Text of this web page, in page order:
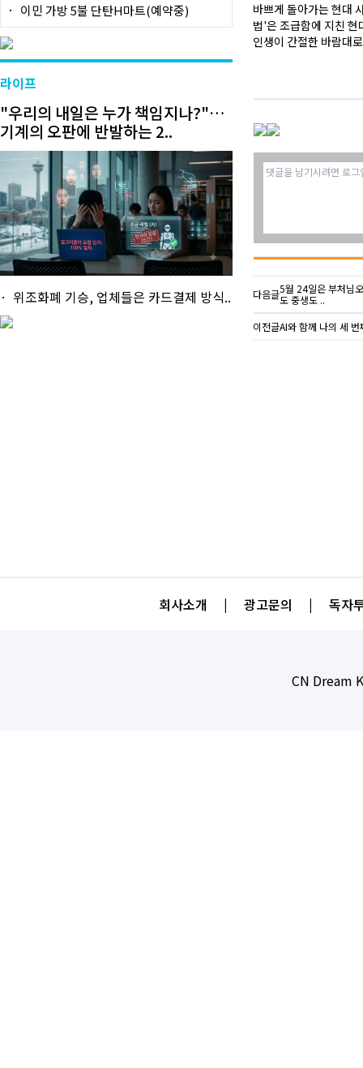
이민 가방 5불 단탄H마트(예약중)
라이프
"우리의 내일은 누가 책임지나?"…
기계의 오판에 반발하는 2..
위조화폐 기승, 업체들은 카드결제 방식..
바쁘게 돌아가는 현대
법'은 조급함에 지친
인생이 간절한 바람대
다음글5월 24일은 부처님
도 중생도 ..
이전글AI와 함께 나의 세
회사소개 | 광고문의 | 독자
CN Dream